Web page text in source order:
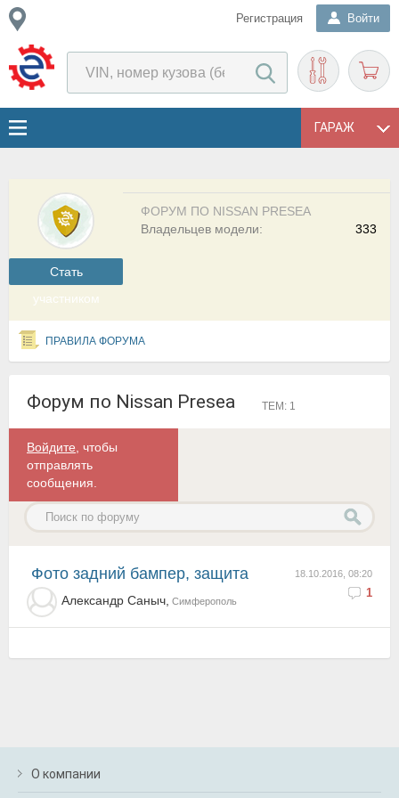
Регистрация Войти
ГАРАЖ
Cтать
участником
ФОРУМ ПО NISSAN PRESEA
333
Владельцев модели:
ПРАВИЛА ФОРУМА
Форум по Nissan Presea ТЕМ: 1
Войдите , чтобы
отправлять
сообщения.
18.10.2016, 08:20
1
Фото задний бампер, защита
Александр Саныч, Симферополь
О компании